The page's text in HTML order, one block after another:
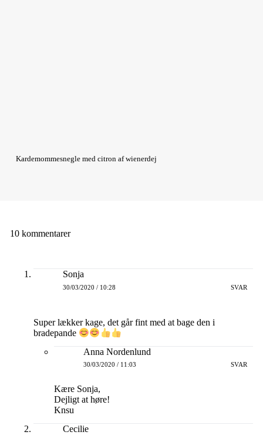
Kardemommesnegle med citron af wienerdej
10 kommentarer
Sonja
30/03/2020 / 10:28 SVAR
Super lækker kage, det går fint med at bage den i
bradepande
Anna Nordenlund
30/03/2020 / 11:03 SVAR
Kære Sonja,
Dejligt at høre!
Knsu
Cecilie